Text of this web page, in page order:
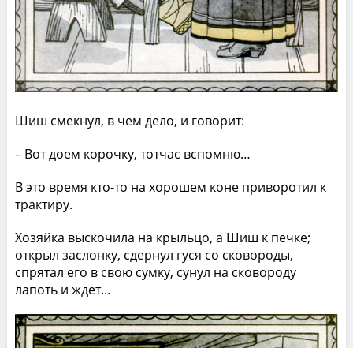
Шиш смекнул, в чем дело, и говорит:
– Вот доем корочку, тотчас вспомню…
В это время кто-то на хорошем коне приворотил к
трактиру.
Хозяйка выскочила на крыльцо, а Шиш к печке;
открыл заслонку, сдернул гуся со сковороды,
спрятал его в свою сумку, сунул на сковороду
лапоть и ждет…